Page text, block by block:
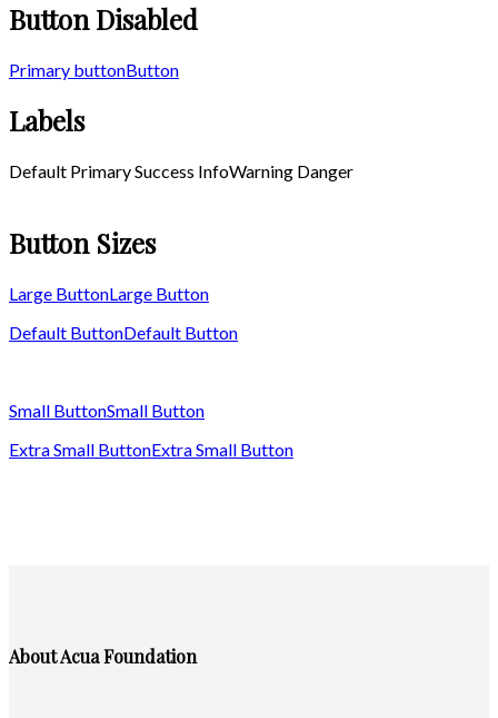
Button Disabled
Primary buttonButton
Labels
Default PrimarySuccess InfoWarning Danger
Button Sizes
Large ButtonLarge Button
Default ButtonDefault Button
Small ButtonSmall Button
Extra Small ButtonExtra Small Button
About Acua Foundation